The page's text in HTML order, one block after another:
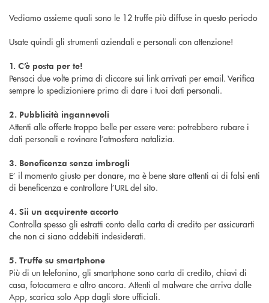
Vediamo assieme quali sono le 12 truffe più diffuse in questo periodo
Usate quindi gli strumenti aziendali e personali con attenzione!
1. C’è posta per te!
Pensaci due volte prima di cliccare sui link arrivati per email. Verifica
sempre lo spedizioniere prima di dare i tuoi dati personali.
2. Pubblicità ingannevoli
Attenti alle offerte troppo belle per essere vere: potrebbero rubare i
dati personali e rovinare l’atmosfera natalizia.
3. Beneficenza senza imbrogli
E’ il momento giusto per donare, ma è bene stare attenti ai di falsi enti
di beneficenza e controllare l’URL del sito.
4. Sii un acquirente accorto
Controlla spesso gli estratti conto della carta di credito per assicurarti
che non ci siano addebiti indesiderati.
5. Truffe su smartphone
Più di un telefonino, gli smartphone sono carta di credito, chiavi di
casa, fotocamera e altro ancora. Attenti al malware che arriva dalle
App, scarica solo App dagli store ufficiali.